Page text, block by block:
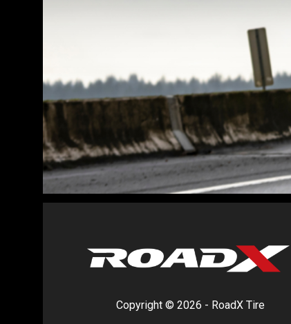
Copyright © 2026 - RoadX Tire